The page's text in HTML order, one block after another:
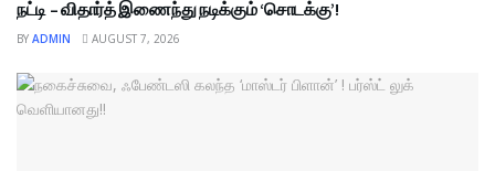
நட்டி – விதார்த் இணைந்து நடிக்கும் ‘சொடக்கு’!
BY ADMIN AUGUST 7, 2026